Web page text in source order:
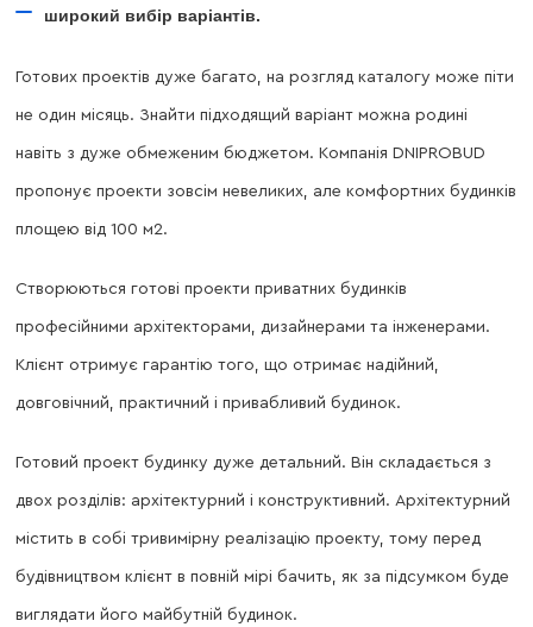
широкий вибір варіантів.
Готових проектів дуже багато, на розгляд каталогу може піти
не один місяць. Знайти підходящий варіант можна родині
навіть з дуже обмеженим бюджетом. Компанія DNIPROBUD
пропонує проекти зовсім невеликих, але комфортних будинків
площею від 100 м2.
Створюються готові проекти приватних будинків
професійними архітекторами, дизайнерами та інженерами.
Клієнт отримує гарантію того, що отримає надійний,
довговічний, практичний і привабливий будинок.
Готовий проект будинку дуже детальний. Він складається з
двох розділів: архітектурний і конструктивний. Архітектурний
містить в собі тривимірну реалізацію проекту, тому перед
будівництвом клієнт в повній мірі бачить, як за підсумком буде
виглядати його майбутній будинок.